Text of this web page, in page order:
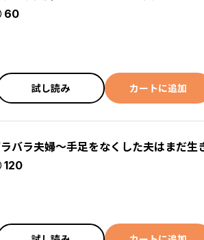
60
試し読み カートに追加
バラ夫婦～手足をなくした夫はまだ生
120